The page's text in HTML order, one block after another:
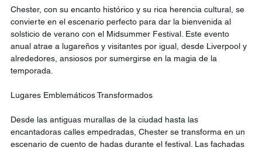
Chester, con su encanto histórico y su rica herencia cultural, se
convierte en el escenario perfecto para dar la bienvenida al
solsticio de verano con el Midsummer Festival. Este evento
anual atrae a lugareños y visitantes por igual, desde Liverpool y
alrededores, ansiosos por sumergirse en la magia de la
temporada.
Lugares Emblemáticos Transformados
Desde las antiguas murallas de la ciudad hasta las
encantadoras calles empedradas, Chester se transforma en un
escenario de cuento de hadas durante el festival. Las fachadas